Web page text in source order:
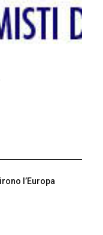
l’Europa